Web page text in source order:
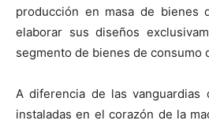
producción en masa de bienes
elaborar sus diseños
segmento de bienes de consumo
A diferencia de las vanguardias
instaladas en el corazón de la